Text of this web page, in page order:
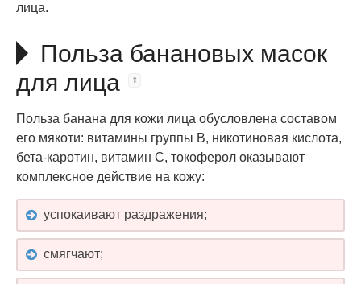
лица.
Польза банановых масок
для лица
Польза банана для кожи лица обусловлена составом
его мякоти: витамины группы B, никотиновая кислота,
бета-каротин, витамин C, токоферол оказывают
комплексное действие на кожу:
успокаивают раздражения;
смягчают;